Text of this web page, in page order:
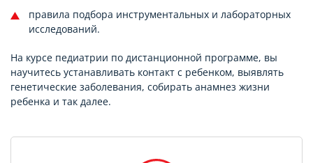
правила подбора инструментальных и лабораторных
исследований.
На курсе педиатрии по дистанционной программе, вы
научитесь устанавливать контакт с ребенком, выявлять
генетические заболевания, собирать анамнез жизни
ребенка и так далее.